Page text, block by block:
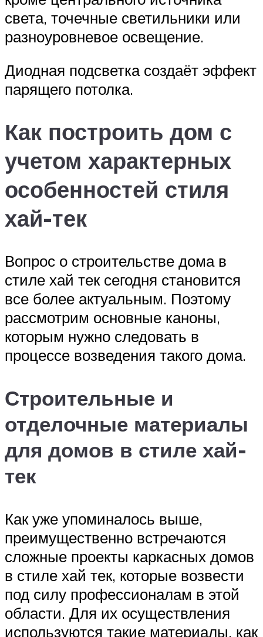
света, точечные светильники или
разноуровневое освещение.
Диодная подсветка создаёт эффект
парящего потолка.
Как построить дом с
учетом характерных
особенностей стиля
хай-тек
Вопрос о строительстве дома в
стиле хай тек сегодня становится
все более актуальным. Поэтому
рассмотрим основные каноны,
которым нужно следовать в
процессе возведения такого дома.
Строительные и
отделочные материалы
для домов в стиле хай-
тек
Как уже упоминалось выше,
преимущественно встречаются
сложные проекты каркасных домов
в стиле хай тек, которые возвести
под силу профессионалам в этой
области. Для их осуществления
используются такие материалы, как